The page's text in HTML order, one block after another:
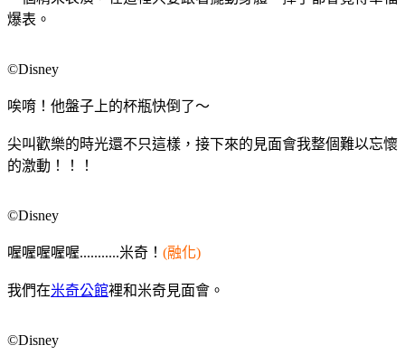
爆表。
©Disney
唉唷！他盤子上的杯瓶快倒了～
尖叫歡樂的時光還不只這樣，接下來的見面會我整個難以忘懷
的激動！！！
©Disney
喔喔喔喔喔...........米奇！ (融化)
我們在米奇公館裡和米奇見面會。
©Disney